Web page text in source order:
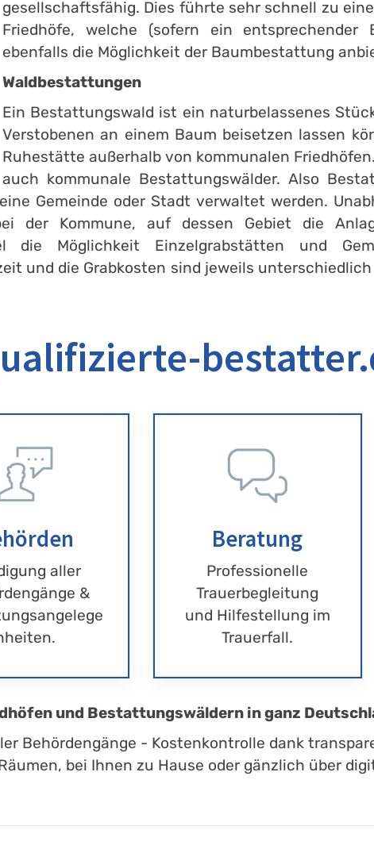
gesellschaftsfähig. Dies führte sehr schnell zu
Friedhöfe, welche (sofern ein entsprechender
ebenfalls die Möglichkeit der Baumbestattung
Waldbestattungen
Ein Bestattungswald ist ein naturbelassenes
Verstobenen an einem Baum beisetzen lassen
Ruhestätte außerhalb von kommunalen
auch kommunale Bestattungswälder. Also
Gemeinde oder Stadt verwaltet werden.
der Kommune, auf dessen Gebiet die
Möglichkeit Einzelgrabstätten und
und die Grabkosten sind jeweils
aller
&
Beratung
Professionelle
Trauerbegleitung
und Hilfestellung im
Trauerfall.
und Bestattungswäldern in ganz
Behördengänge - Kostenkontrolle dank
bei Ihnen zu Hause oder gänzlich über